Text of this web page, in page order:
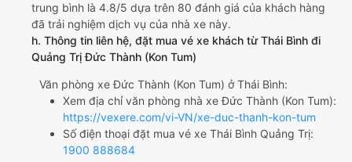
trung bình là 4.8/5 dựa trên 80 đánh giá của khách hàng
đã trải nghiệm dịch vụ của nhà xe này.
h. Thông tin liên hệ, đặt mua vé xe khách từ Thái Bình đi
Quảng Trị Đức Thành (Kon Tum)
Văn phòng xe Đức Thành (Kon Tum) ở Thái Bình:
Xem địa chỉ văn phòng nhà xe Đức Thành (Kon Tum):
https://vexere.com/vi-VN/xe-duc-thanh-kon-tum
Số điện thoại đặt mua vé xe Thái Bình Quảng Trị:
1900 888684